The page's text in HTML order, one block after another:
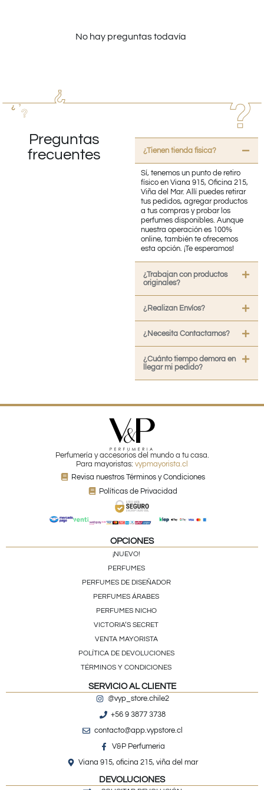
No hay preguntas todavía
Preguntas
frecuentes
¿Tienen tienda fisica?
Sí, tenemos un punto de retiro
físico en Viana 915, Oficina 215,
Viña del Mar. Allí puedes retirar
tus pedidos, agregar productos
a tus compras y probar los
perfumes disponibles. Aunque
nuestra operación es 100%
online, también te ofrecemos
esta opción. ¡Te esperamos!
¿Trabajan con productos
originales?
¿Realizan Envíos?
¿Necesita Contactarnos?
¿Cuánto tiempo demora en
llegar mi pedido?
Perfumería y accesorios del mundo a tu casa.
Para mayoristas: vypmayorista.cl
Revisa nuestros Términos y Condiciones
Políticas de Privacidad
OPCIONES
¡NUEVO!
PERFUMES
PERFUMES DE DISEÑADOR
PERFUMES ÁRABES
PERFUMES NICHO
VICTORIA’S SECRET
VENTA MAYORISTA
POLÍTICA DE DEVOLUCIONES
TÉRMINOS Y CONDICIONES
SERVICIO AL CLIENTE
@vyp_store.chile2
+56 9 3877 3738
contacto@app.vypstore.cl
V&P Perfumeria
Viana 915, oficina 215, viña del mar
DEVOLUCIONES